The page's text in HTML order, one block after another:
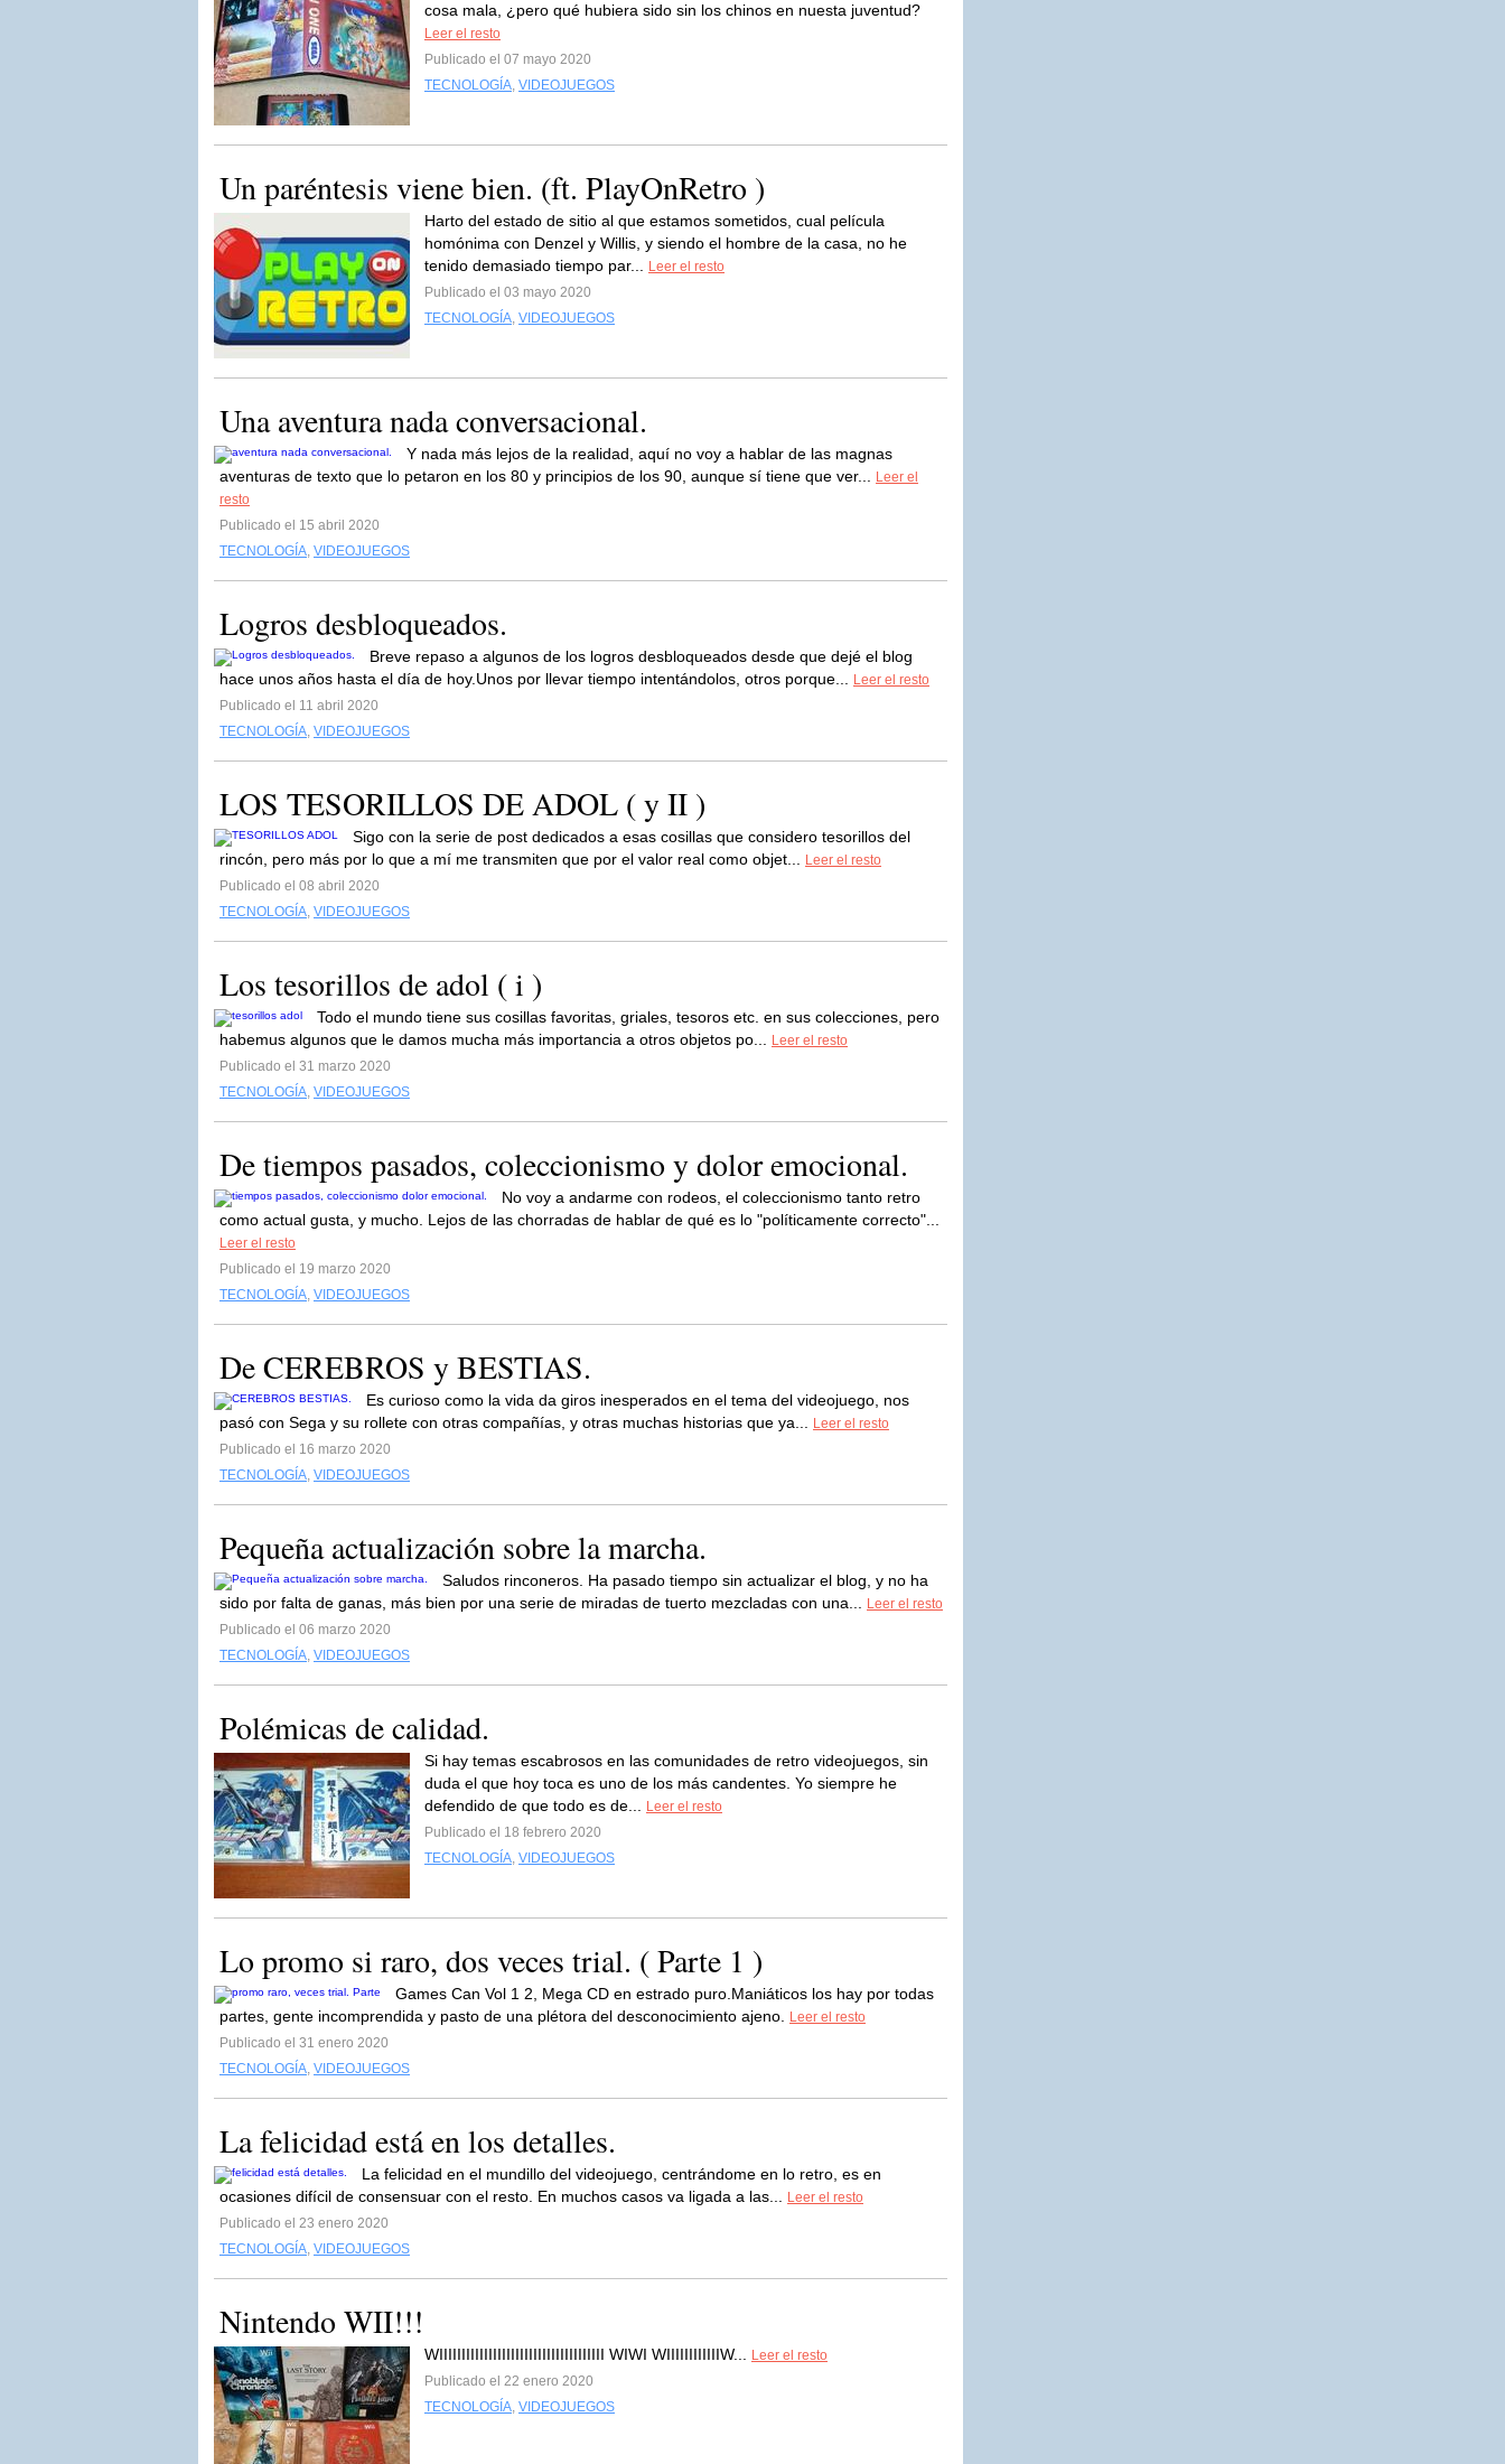
cosa mala, ¿pero qué hubiera sido sin los chinos en nuesta juventud?
Leer el resto
Publicado el 07 mayo 2020
TECNOLOGÍA, VIDEOJUEGOS
Un paréntesis viene bien. (ft. PlayOnRetro )
Harto del estado de sitio al que estamos sometidos, cual película
homónima con Denzel y Willis, y siendo el hombre de la casa, no he
tenido demasiado tiempo par...
Leer el resto
Publicado el 03 mayo 2020
TECNOLOGÍA, VIDEOJUEGOS
Una aventura nada conversacional.
Y nada más lejos de la realidad, aquí no voy a hablar de las magnas
aventuras de texto que lo petaron en los 80 y principios de los 90, aunque sí tiene que ver...
Leer el
resto
Publicado el 15 abril 2020
TECNOLOGÍA, VIDEOJUEGOS
Logros desbloqueados.
Breve repaso a algunos de los logros desbloqueados desde que dejé el blog
hace unos años hasta el día de hoy.Unos por llevar tiempo intentándolos, otros porque...
Leer el resto
Publicado el 11 abril 2020
TECNOLOGÍA, VIDEOJUEGOS
LOS TESORILLOS DE ADOL ( y II )
Sigo con la serie de post dedicados a esas cosillas que considero tesorillos del
rincón, pero más por lo que a mí me transmiten que por el valor real como objet...
Leer el resto
Publicado el 08 abril 2020
TECNOLOGÍA, VIDEOJUEGOS
Los tesorillos de adol ( i )
Todo el mundo tiene sus cosillas favoritas, griales, tesoros etc. en sus colecciones, pero
habemus algunos que le damos mucha más importancia a otros objetos po...
Leer el resto
Publicado el 31 marzo 2020
TECNOLOGÍA, VIDEOJUEGOS
De tiempos pasados, coleccionismo y dolor emocional.
No voy a andarme con rodeos, el coleccionismo tanto retro
como actual gusta, y mucho. Lejos de las chorradas de hablar de qué es lo "políticamente correcto"...
Leer el resto
Publicado el 19 marzo 2020
TECNOLOGÍA, VIDEOJUEGOS
De CEREBROS y BESTIAS.
Es curioso como la vida da giros inesperados en el tema del videojuego, nos
pasó con Sega y su rollete con otras compañías, y otras muchas historias que ya...
Leer el resto
Publicado el 16 marzo 2020
TECNOLOGÍA, VIDEOJUEGOS
Pequeña actualización sobre la marcha.
Saludos rinconeros. Ha pasado tiempo sin actualizar el blog, y no ha
sido por falta de ganas, más bien por una serie de miradas de tuerto mezcladas con una...
Leer el resto
Publicado el 06 marzo 2020
TECNOLOGÍA, VIDEOJUEGOS
Polémicas de calidad.
Si hay temas escabrosos en las comunidades de retro videojuegos, sin
duda el que hoy toca es uno de los más candentes. Yo siempre he
defendido de que todo es de...
Leer el resto
Publicado el 18 febrero 2020
TECNOLOGÍA, VIDEOJUEGOS
Lo promo si raro, dos veces trial. ( Parte 1 )
Games Can Vol 1 2, Mega CD en estrado puro.Maniáticos los hay por todas
partes, gente incomprendida y pasto de una plétora del desconocimiento ajeno.
Leer el resto
Publicado el 31 enero 2020
TECNOLOGÍA, VIDEOJUEGOS
La felicidad está en los detalles.
La felicidad en el mundillo del videojuego, centrándome en lo retro, es en
ocasiones difícil de consensuar con el resto. En muchos casos va ligada a las...
Leer el resto
Publicado el 23 enero 2020
TECNOLOGÍA, VIDEOJUEGOS
Nintendo WII!!!
WIIIIIIIIIIIIIIIIIIIIIIIIIIIIIIIIIIIII WIWI WIIIIIIIIIIIIW...
Leer el resto
Publicado el 22 enero 2020
TECNOLOGÍA, VIDEOJUEGOS